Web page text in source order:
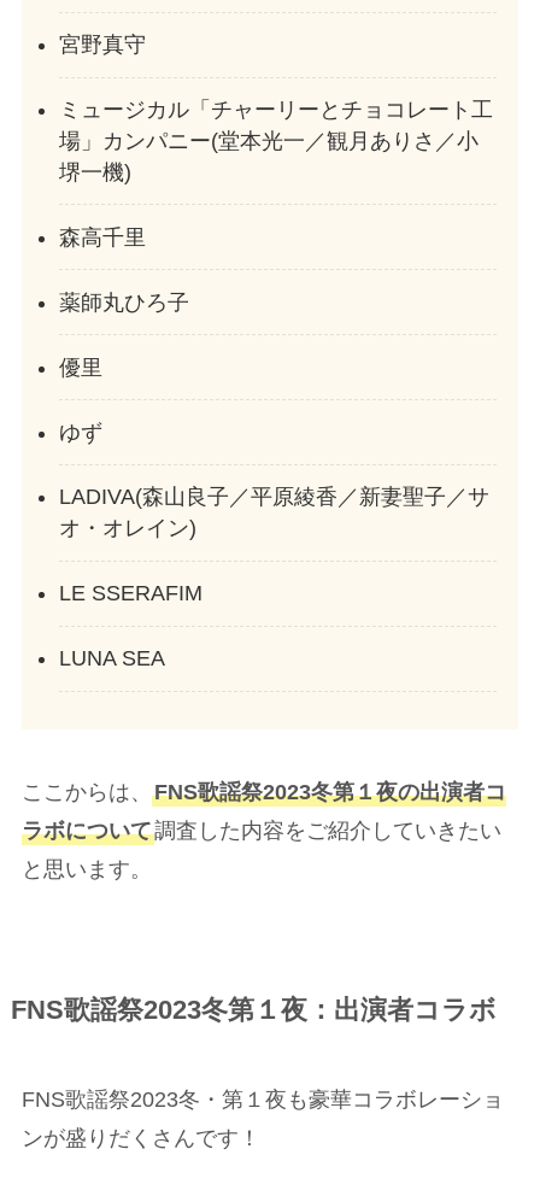
宮野真守
ミュージカル「チャーリーとチョコレート工
場」カンパニー(堂本光一／観月ありさ／小
堺一機)
森高千里
薬師丸ひろ子
優里
ゆず
LADIVA(森山良子／平原綾香／新妻聖子／サ
オ・オレイン)
LE SSERAFIM
LUNA SEA
ここからは、 FNS歌謡祭2023冬第１夜の出演者コ
ラボについて調査した内容をご紹介していきたい
と思います。
FNS歌謡祭2023冬第１夜：出演者コラボ
FNS歌謡祭2023冬・第１夜も豪華コラボレーショ
ンが盛りだくさんです！